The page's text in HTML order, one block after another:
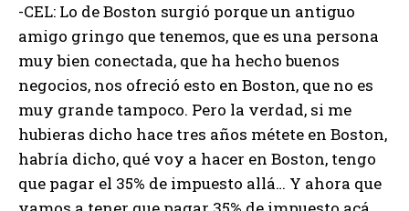
-CEL: Lo de Boston surgió porque un antiguo
amigo gringo que tenemos, que es una persona
muy bien conectada, que ha hecho buenos
negocios, nos ofreció esto en Boston, que no es
muy grande tampoco. Pero la verdad, si me
hubieras dicho hace tres años métete en Boston,
habría dicho, qué voy a hacer en Boston, tengo
que pagar el 35% de impuesto allá… Y ahora que